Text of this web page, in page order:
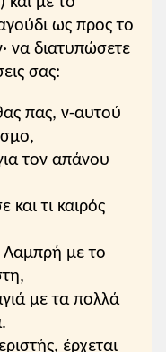
έφταναν.
: να
οι νεκροί.
ως προς το
να διατυπώσετε
σας:
πας, ν-αυτού
τον απάνου
και τι καιρός
με το
με τα πολλά
έρχεται